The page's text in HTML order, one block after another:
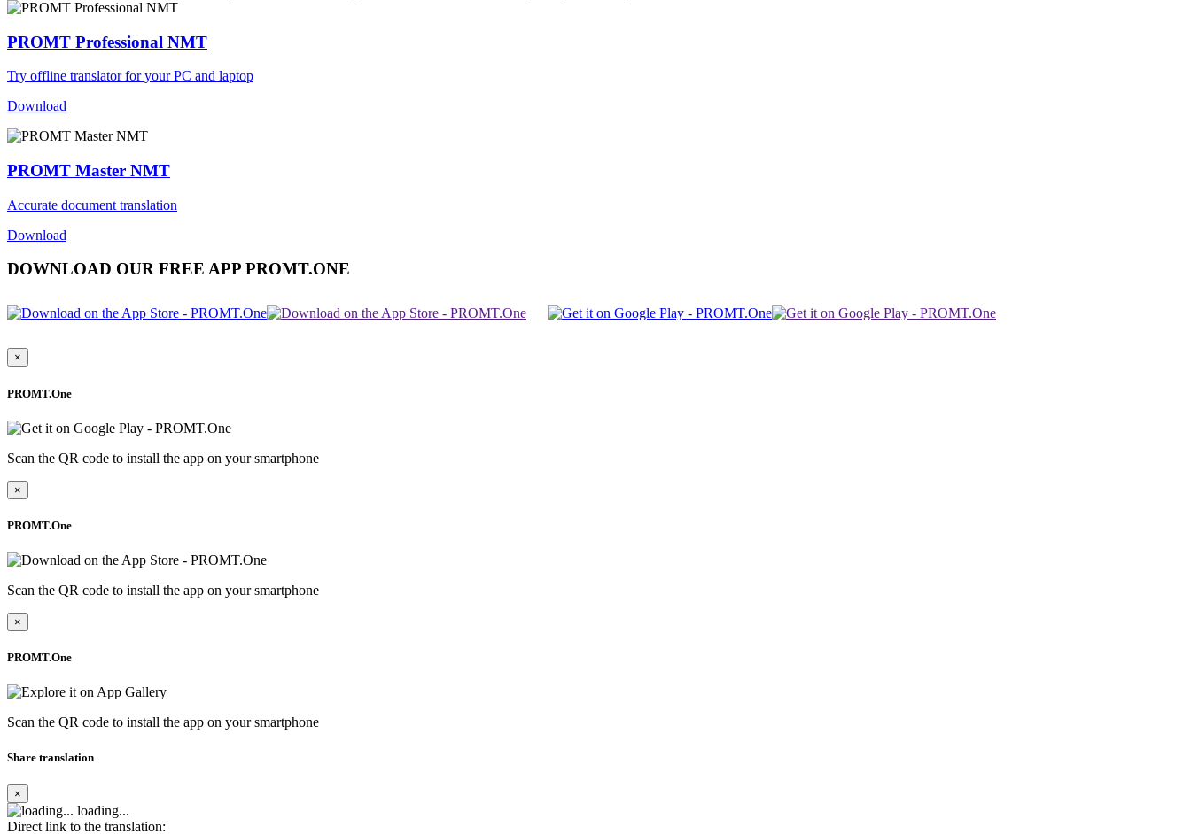
PROMT Professional NMT
Try offline translator for your PC and laptop
Download
PROMT Master NMT
Accurate document translation
Download
DOWNLOAD OUR FREE APP PROMT.ONE
×
PROMT.One
Scan the QR code to install the app on your smartphone
×
PROMT.One
Scan the QR code to install the app on your smartphone
×
PROMT.One
Scan the QR code to install the app on your smartphone
Share translation
×
loading...
Direct link to the translation: